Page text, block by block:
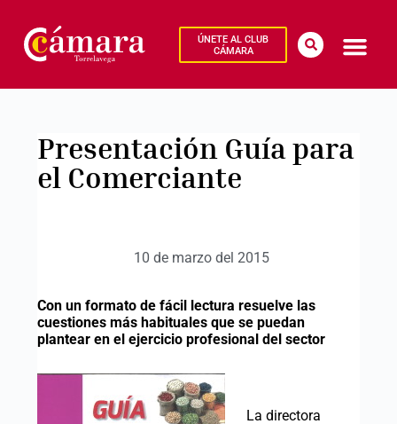
ÚNETE AL CLUB
CÁMARA
Presentación Guía para
el Comerciante
10 de marzo del 2015
Con un formato de fácil lectura resuelve las
cuestiones más habituales que se puedan
plantear en el ejercicio profesional del sector
La directora